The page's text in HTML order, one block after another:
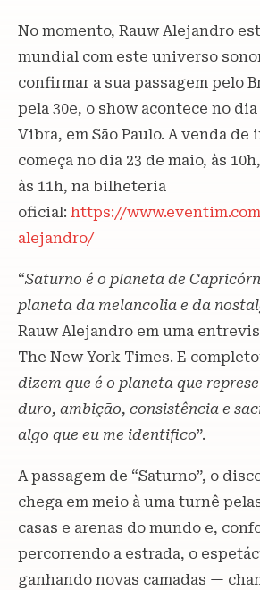
No momento, Rauw Alejandro
mundial com este universo
confirmar a sua passagem pelo
pela 30e, o show acontece no
Vibra, em São Paulo. A venda de
começa no dia 23 de maio, às
às 11h, na bilheteria
oficial: https://
alejandro/
“Saturno é o planeta de
planeta da melancolia e da
Rauw Alejandro em uma
The New York Times. E
dizem que é o planeta que
duro, ambição, consistência e
algo que eu me identifico”.
A passagem de “Saturno”, o
chega em meio à uma turnê
casas e arenas do mundo e,
percorrendo a estrada, o
ganhando novas camadas —